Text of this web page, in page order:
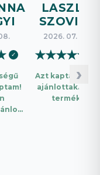
✓
LASZLO
SZOVICS
2026. 07. 08.
★★★★★
Azt kaptam amit
ajánlottak. Jó a
termék.
›